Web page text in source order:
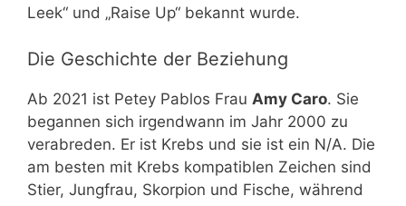
Leek“ und „Raise Up“ bekannt wurde.
Die Geschichte der Beziehung
Ab 2021 ist Petey Pablos Frau Amy Caro. Sie
begannen sich irgendwann im Jahr 2000 zu
verabreden. Er ist Krebs und sie ist ein N/A. Die
am besten mit Krebs kompatiblen Zeichen sind
Stier, Jungfrau, Skorpion und Fische, während